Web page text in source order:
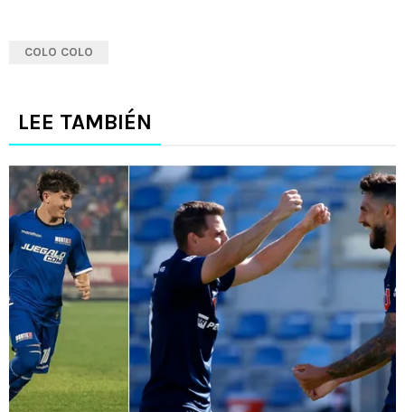
COLO COLO
LEE TAMBIÉN